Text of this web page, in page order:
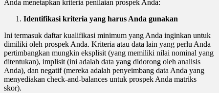
Anda menetapkan kriteria penilaian prospek Anda:
Identifikasi kriteria yang harus Anda gunakan
Ini termasuk daftar kualifikasi minimum yang Anda inginkan untuk
dimiliki oleh prospek Anda. Kriteria atau data lain yang perlu Anda
pertimbangkan mungkin eksplisit (yang memiliki nilai nominal yang
ditentukan), implisit (ini adalah data yang didorong oleh analisis
Anda), dan negatif (mereka adalah penyeimbang data Anda yang
menyediakan check-and-balances untuk prospek Anda matriks
skor).